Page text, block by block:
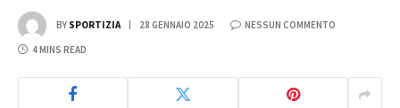
BY SPORTIZIA 28 GENNAIO 2025 NESSUN COMMENTO
4 MINS READ